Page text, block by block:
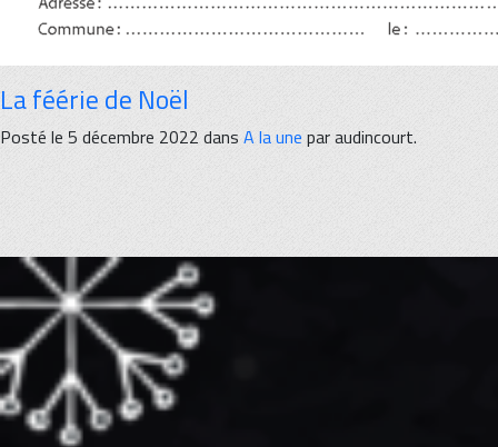
La féérie de Noël
Posté le 5 décembre 2022 dans A la une par audincourt.